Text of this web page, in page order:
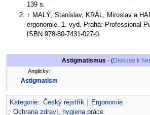
139 s.
↑ MALÝ, Stanislav, KRÁL, Miroslav a
ergonomie. 1. vyd. Praha: Professional
ISBN 978-80-7431-027-0.
Astigmatismus - (Diskuse k
Anglicky:
Astigmatism
Kategorie: Český rejstřík
Ergonomie
Ochrana zdraví, hygiena práce